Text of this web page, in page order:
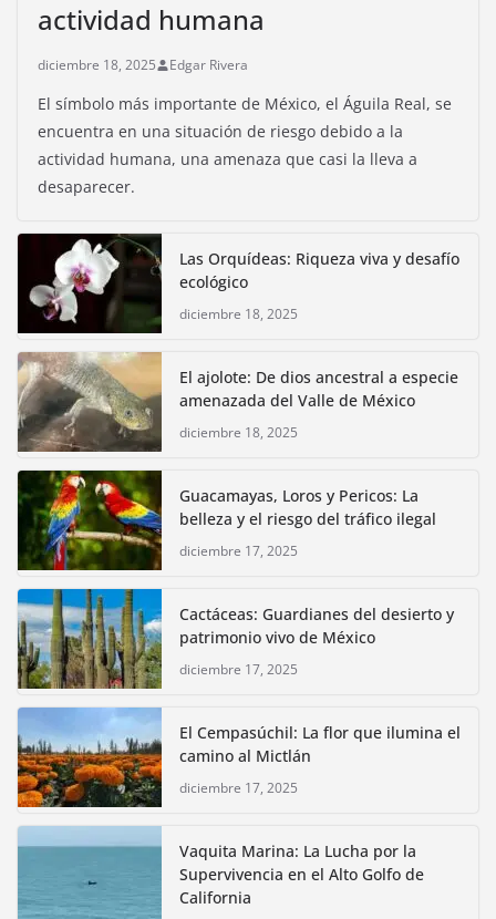
actividad humana
diciembre 18, 2025 Edgar Rivera
El símbolo más importante de México, el Águila Real, se
encuentra en una situación de riesgo debido a la
actividad humana, una amenaza que casi la lleva a
desaparecer.
Las Orquídeas: Riqueza viva y desafío
ecológico
diciembre 18, 2025
El ajolote: De dios ancestral a especie
amenazada del Valle de México
diciembre 18, 2025
Guacamayas, Loros y Pericos: La
belleza y el riesgo del tráfico ilegal
diciembre 17, 2025
Cactáceas: Guardianes del desierto y
patrimonio vivo de México
diciembre 17, 2025
El Cempasúchil: La flor que ilumina el
camino al Mictlán
diciembre 17, 2025
Vaquita Marina: La Lucha por la
Supervivencia en el Alto Golfo de
California